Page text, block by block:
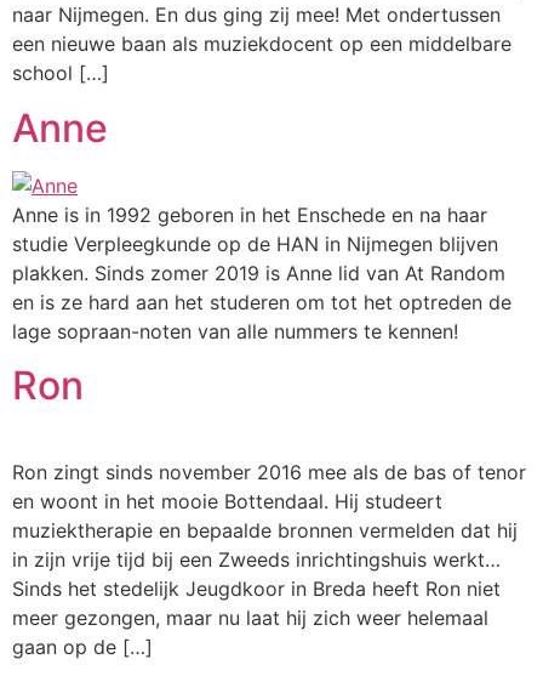
naar Nijmegen. En dus ging zij mee! Met ondertussen
een nieuwe baan als muziekdocent op een middelbare
school […]
Anne
Anne is in 1992 geboren in het Enschede en na haar
studie Verpleegkunde op de HAN in Nijmegen blijven
plakken. Sinds zomer 2019 is Anne lid van At Random
en is ze hard aan het studeren om tot het optreden de
lage sopraan-noten van alle nummers te kennen!
Ron
Ron zingt sinds november 2016 mee als de bas of tenor
en woont in het mooie Bottendaal. Hij studeert
muziektherapie en bepaalde bronnen vermelden dat hij
in zijn vrije tijd bij een Zweeds inrichtingshuis werkt…
Sinds het stedelijk Jeugdkoor in Breda heeft Ron niet
meer gezongen, maar nu laat hij zich weer helemaal
gaan op de […]